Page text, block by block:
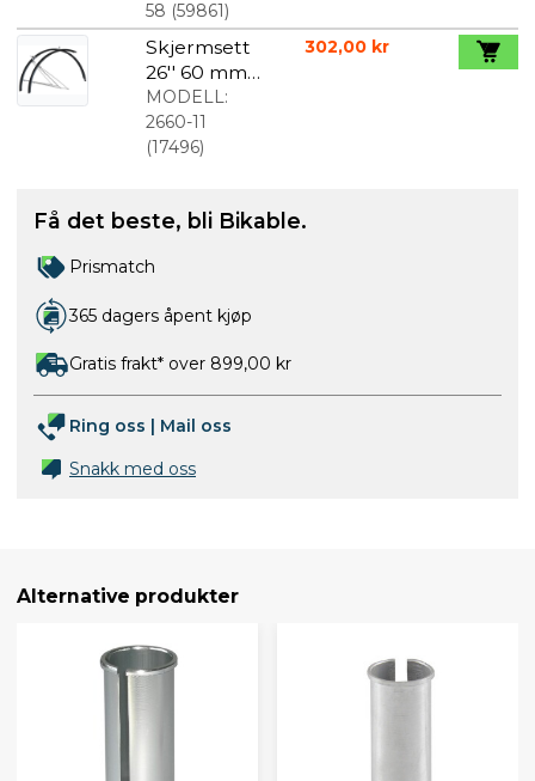
Med
Tilbehør
58 (59861)
Skjermsett
26'' 60 mm
mat sort
MODELL:
2660-11
(17496)
302,00 kr
Få det beste, bli Bikable.
Prismatch
365 dagers åpent kjøp
Gratis frakt* over 899,00 kr
Ring oss | Mail oss
Snakk med oss
Alternative produkter